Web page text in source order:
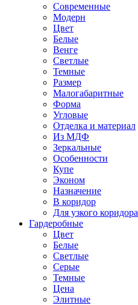
Современные
Модерн
Цвет
Белые
Венге
Светлые
Темные
Размер
Малогабаритные
Форма
Угловые
Отделка и материал
Из МДФ
Зеркальные
Особенности
Купе
Эконом
Назначение
В коридор
Для узкого коридора
Гардеробные
Цвет
Белые
Светлые
Серые
Темные
Цена
Элитные